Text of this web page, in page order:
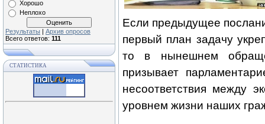
Хорошо
Неплохо
Результаты | Архив опросов
Всего ответов: 111
СТАТИСТИКА
Если предыдущее
первый план задачу
то в нынешнем
призывает
несоответствия между
уровнем жизни наших